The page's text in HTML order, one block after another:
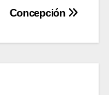
Concepción